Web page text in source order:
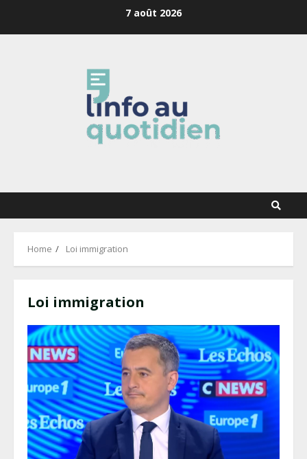
7 août 2026
Home Loi immigration
Loi immigration